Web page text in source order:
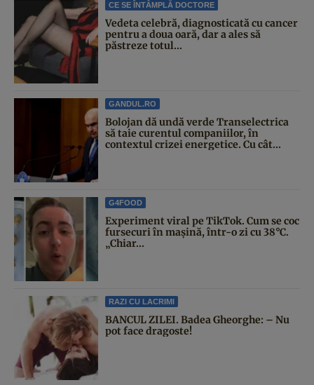
CE SE ÎNTÂMPLĂ DOCTORE
Vedeta celebră, diagnosticată cu cancer
pentru a doua oară, dar a ales să
păstreze totul...
GANDUL.RO
Bolojan dă undă verde Transelectrica
să taie curentul companiilor, în
contextul crizei energetice. Cu cât...
G4FOOD
Experiment viral pe TikTok. Cum se coc
fursecuri în mașină, într-o zi cu 38°C.
„Chiar...
RAZI CU LACRIMI
BANCUL ZILEI. Badea Gheorghe: – Nu
pot face dragoste!